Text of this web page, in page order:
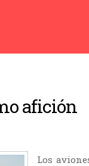
afición
Los